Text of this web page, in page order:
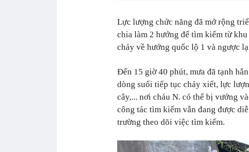
Lực lượng chức năng đã mở rộng
chia làm 2 hướng để tìm kiếm từ
chảy về hướng quốc lộ 1 và ngược
Đến 15 giờ 40 phút, mưa đã tạnh
dòng suối tiếp tục chảy xiết, lực
cây,... nơi cháu N. có thể bị vướng
công tác tìm kiếm vẫn đang được
trường theo dõi việc tìm kiếm.